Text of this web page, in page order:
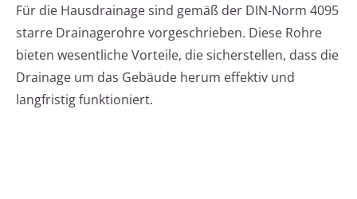
Für die Hausdrainage sind gemäß der DIN-Norm 4095
starre Drainagerohre vorgeschrieben. Diese Rohre
bieten wesentliche Vorteile, die sicherstellen, dass die
Drainage um das Gebäude herum effektiv und
langfristig funktioniert.